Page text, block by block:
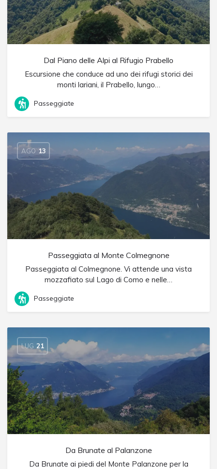
Dal Piano delle Alpi al Rifugio Prabello
Escursione che conduce ad uno dei rifugi storici dei
monti lariani, il Prabello, lungo…
Passeggiate
AGO 13
Passeggiata al Monte Colmegnone
Passeggiata al Colmegnone. Vi attende una vista
mozzafiato sul Lago di Como e nelle…
Passeggiate
LUG 21
Da Brunate al Palanzone
Da Brunate ai piedi del Monte Palanzone per la